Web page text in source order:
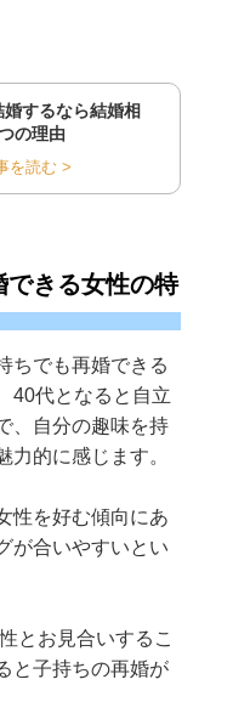
するなら結婚相
の理由
を読む >
できる女性の特
ちでも再婚できる
40代となると自立
、自分の趣味を持
力的に感じます。
性を好む傾向にあ
が合いやすいとい
とお見合いするこ
と子持ちの再婚が